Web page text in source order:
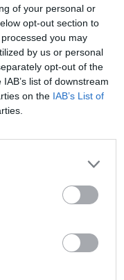
of your personal or
opt-out section to
you may
by us or personal
opt-out of the
list of downstream
on the IAB’s List of